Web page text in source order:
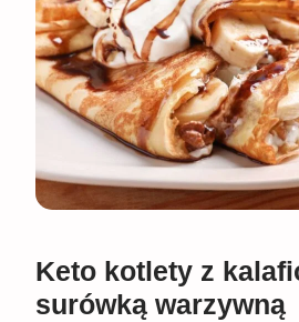
Keto kotlety z
surówką warzywną